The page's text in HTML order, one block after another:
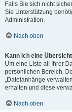
Falls Sie sich nicht
Sie Unterstützung
Administration.
Nach oben
Kann ich eine
Um eine Liste all Ihrer
persönlichen Bereich.
„Dateianhänge
erhalten und diese
Nach oben